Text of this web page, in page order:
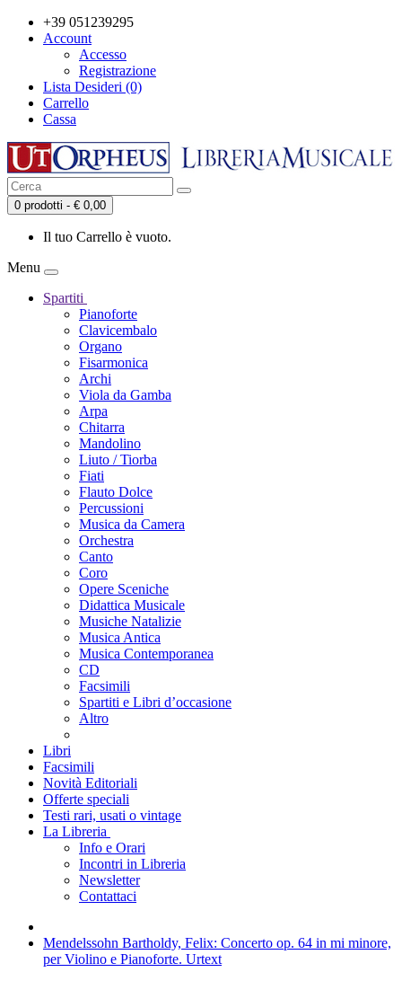
+39 051239295
Account
Accesso
Registrazione
Lista Desideri (0)
Carrello
Cassa
0 prodotti - € 0,00
Il tuo Carrello è vuoto.
Menu
Spartiti
Pianoforte
Clavicembalo
Organo
Fisarmonica
Archi
Viola da Gamba
Arpa
Chitarra
Mandolino
Liuto / Tiorba
Fiati
Flauto Dolce
Percussioni
Musica da Camera
Orchestra
Canto
Coro
Opere Sceniche
Didattica Musicale
Musiche Natalizie
Musica Antica
Musica Contemporanea
CD
Facsimili
Spartiti e Libri d’occasione
Altro
Libri
Facsimili
Novità Editoriali
Offerte speciali
Testi rari, usati o vintage
La Libreria
Info e Orari
Incontri in Libreria
Newsletter
Contattaci
Mendelssohn Bartholdy, Felix: Concerto op. 64 in mi minore,
per Violino e Pianoforte. Urtext